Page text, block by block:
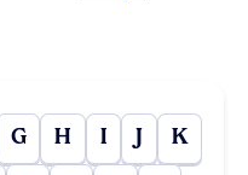
G H I J K